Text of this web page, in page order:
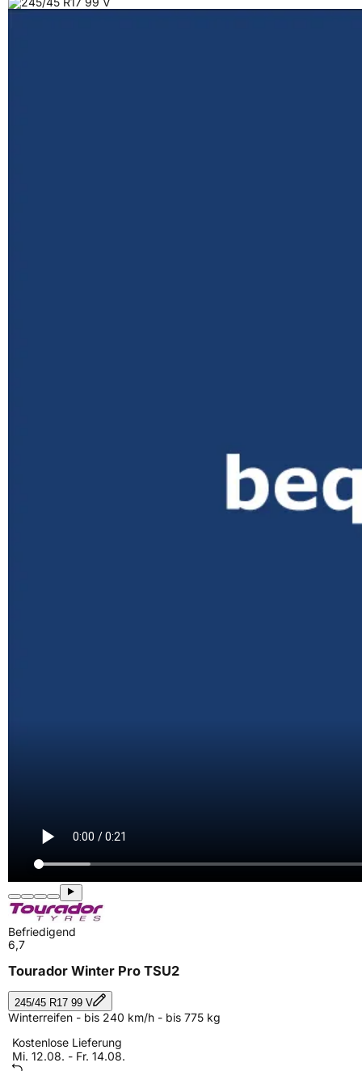
Befriedigend
6,7
Tourador Winter Pro TSU2
245/45 R17 99 V
Winterreifen - bis 240 km/h - bis 775 kg
Kostenlose Lieferung
Mi. 12.08. - Fr. 14.08.